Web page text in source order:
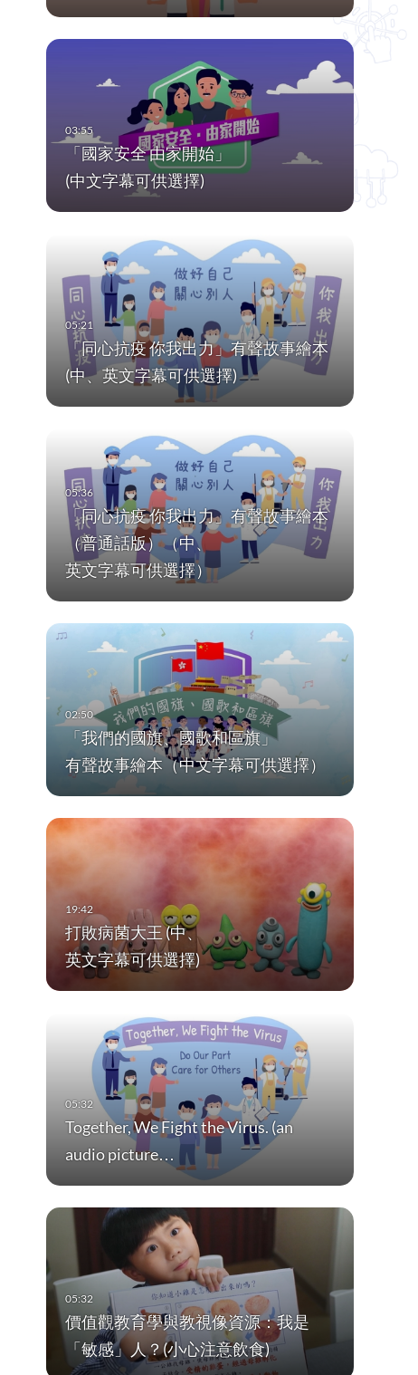
「國家安全 由家開始」
(中文字幕可供選擇)
「同心抗疫 你我出力」有聲故事繪本
(中、英文字幕可供選擇)
「同心抗疫 你我出力」有聲故事繪本
（普通話版）（中、
英文字幕可供選擇）
「我們的國旗、國歌和區旗」
有聲故事繪本（中文字幕可供選擇）
打敗病菌大王 (中、
英文字幕可供選擇)
Together, We Fight the Virus. (an
audio picture…
價值觀教育學與教視像資源：我是
「敏感」人？(小心注意飲食)